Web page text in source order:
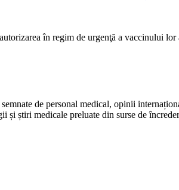
în regim de urgenţă a vaccinului
de personal medical, opinii
și știri medicale preluate din surse de